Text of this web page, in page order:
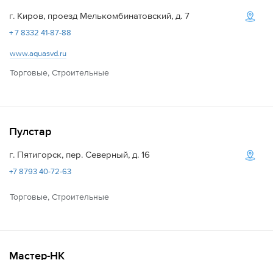
г. Киров, проезд Мелькомбинатовский, д. 7
+ 7 8332 41-87-88
www.aquasvd.ru
Торговые, Строительные
Пулстар
г. Пятигорск, пер. Северный, д. 16
+7 8793 40-72-63
Торговые, Строительные
Мастер-НК